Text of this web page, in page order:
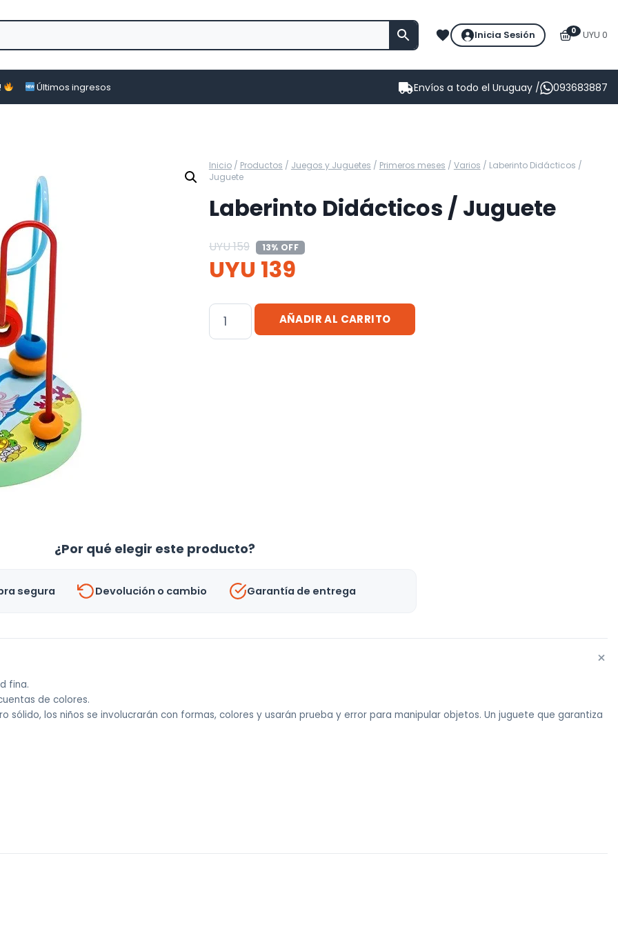
Inicia Sesión 0 UYU 0
Últimos ingresos Envíos a todo el Uruguay / 093683887
Inicio / Productos / Juegos y Juguetes / Primeros meses / Varios / Laberinto Didácticos /
Juguete
Laberinto Didácticos / Juguete
UYU159 13% OFF
UYU 139
Laberinto
Didácticos
AÑADIR AL CARRITO
¿Por qué elegir este producto?
segura Devolución o cambio Garantía de entrega
+
fina.
de colores.
sólido, los niños se involucrarán con formas, colores y usarán prueba y error para manipular objetos. Un juguete que garantiza